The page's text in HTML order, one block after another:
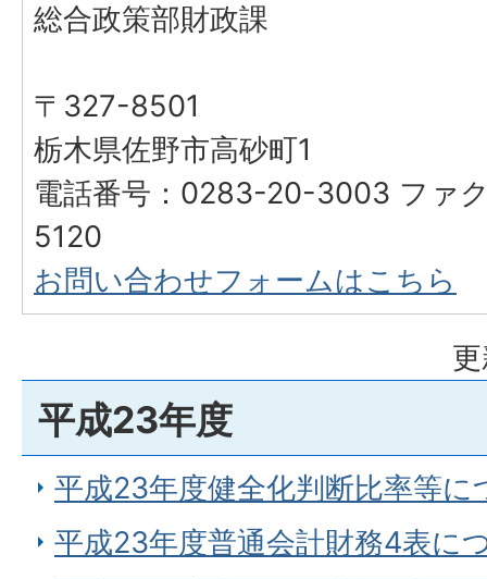
総合政策部財政課
〒327-8501
栃木県佐野市高砂町1
電話番号：0283-20-3003 ファ
5120
お問い合わせフォームはこちら
平成23年度
平成23年度健全化判断比率等に
平成23年度普通会計財務4表に